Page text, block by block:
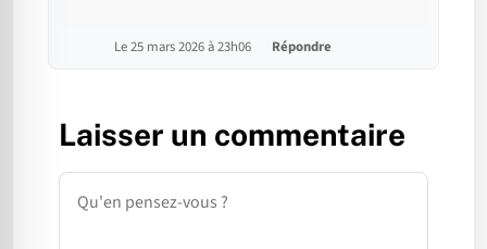
Le 25 mars 2026 à 23h06 Répondre
Laisser un commentaire
Commentaire